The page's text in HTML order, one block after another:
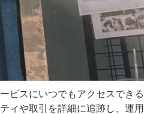
ビスにいつでもアクセスできる
ィや取引を詳細に追跡し、運用